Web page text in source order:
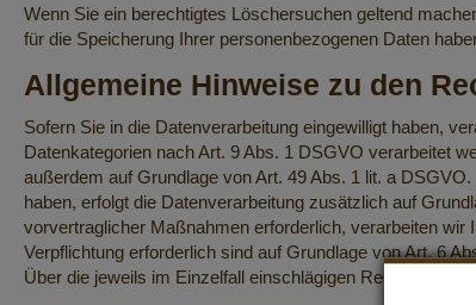
Wenn Sie ein berechtigtes Löschersuchen geltend
für die Speicherung Ihrer personenbezogenen Daten
Allgemeine Hinweise zu den
Sofern Sie in die Datenverarbeitung eingewilligt haben,
Datenkategorien nach Art. 9 Abs. 1 DSGVO verarbeitet
außerdem auf Grundlage von Art. 49 Abs. 1 lit. a
haben, erfolgt die Datenverarbeitung zusätzlich auf
vorvertraglicher Maßnahmen erforderlich, verarbeiten
Verpflichtung erforderlich sind auf Grundlage von Art. 6
Über die jeweils im Einzelfall einschlägigen